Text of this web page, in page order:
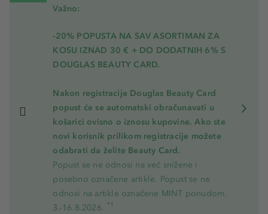
Važno:
-20% POPUSTA NA SAV ASORTIMAN ZA
KOSU IZNAD 30 € + DO DODATNIH 6% S
DOUGLAS BEAUTY CARD.
Nakon registracije Douglas Beauty Card
popust će se automatski obračunavati u
košarici ovisno o iznosu kupovine. Ako ste
novi korisnik prilikom registracije možete
odabrati da želite Beauty Card.
Popust se ne odnosi na već snižene i
posebno označene artikle. Popust se ne
odnosi na artikle označene MINT ponudom.
3.-16.8.2026. *1